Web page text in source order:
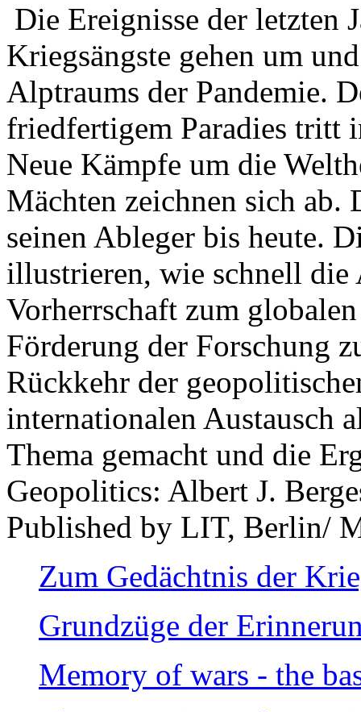
Die Ereignisse der letzten
Kriegsängste gehen um
Alptraums der Pandemie.
friedfertigem Paradies tritt
Neue Kämpfe um die
Mächten zeichnen sich
seinen Ableger bis heute.
illustrieren, wie schnell die
Vorherrschaft zum
Förderung der Forschung
Rückkehr der
internationalen Austausch
Thema gemacht und die
Geopolitics: Albert J.
Published by LIT, Berlin/
Zum Gedächtnis der
Grundzüge der
Memory of wars - the